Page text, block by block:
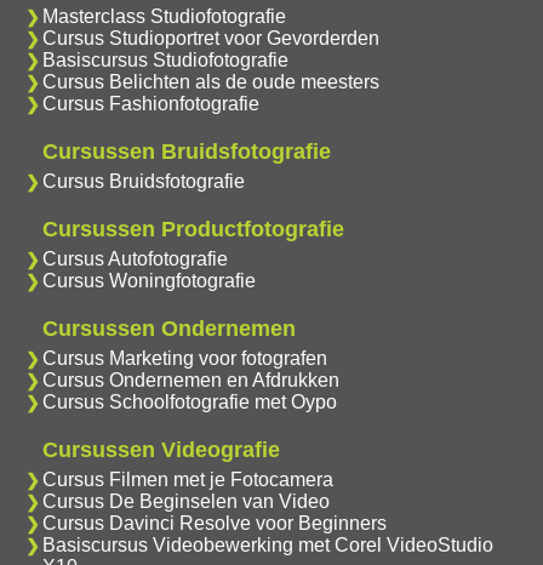
Masterclass Studiofotografie
Cursus Studioportret voor Gevorderden
Basiscursus Studiofotografie
Cursus Belichten als de oude meesters
Cursus Fashionfotografie
Cursussen Bruidsfotografie
Cursus Bruidsfotografie
Cursussen Productfotografie
Cursus Autofotografie
Cursus Woningfotografie
Cursussen Ondernemen
Cursus Marketing voor fotografen
Cursus Ondernemen en Afdrukken
Cursus Schoolfotografie met Oypo
Cursussen Videografie
Cursus Filmen met je Fotocamera
Cursus De Beginselen van Video
Cursus Davinci Resolve voor Beginners
Basiscursus Videobewerking met Corel VideoStudio